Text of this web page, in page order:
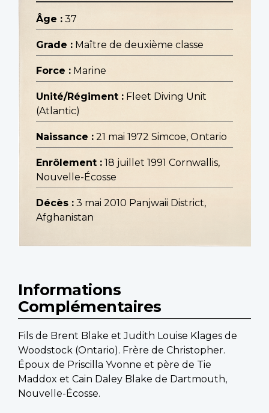
Âge : 37
Grade : Maître de deuxième classe
Force : Marine
Unité/Régiment : Fleet Diving Unit
(Atlantic)
Naissance : 21 mai 1972 Simcoe, Ontario
Enrôlement : 18 juillet 1991 Cornwallis,
Nouvelle-Écosse
Décès : 3 mai 2010 Panjwaii District,
Afghanistan
Informations
Complémentaires
Fils de Brent Blake et Judith Louise Klages de
Woodstock (Ontario). Frère de Christopher.
Époux de Priscilla Yvonne et père de Tie
Maddox et Cain Daley Blake de Dartmouth,
Nouvelle-Écosse.